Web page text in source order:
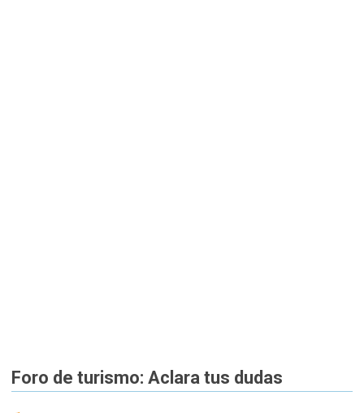
Foro de turismo: Aclara tus dudas